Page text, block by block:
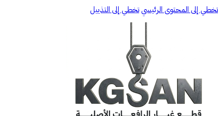
تخطي إلى المحتوى الرئيسيتخطي إلى التذييل